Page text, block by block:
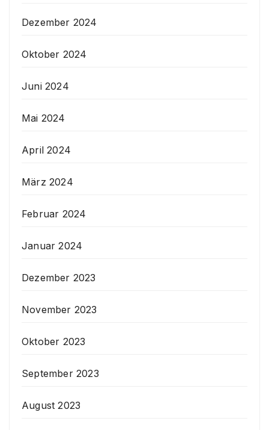
Dezember 2024
Oktober 2024
Juni 2024
Mai 2024
April 2024
März 2024
Februar 2024
Januar 2024
Dezember 2023
November 2023
Oktober 2023
September 2023
August 2023